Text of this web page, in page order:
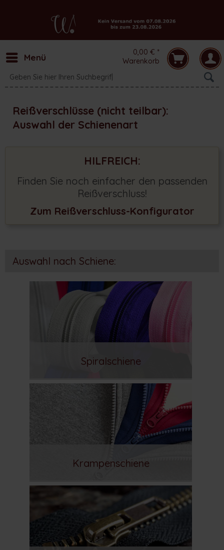
Menü
0,00 € *
Warenkorb
Reißverschlüsse (nicht teilbar):
Auswahl der Schienenart
HILFREICH:
Finden Sie noch einfacher den passenden
Reißverschluss!
Zum Reißverschluss-Konfigurator
Auswahl nach Schiene:
Spiralschiene
Krampenschiene